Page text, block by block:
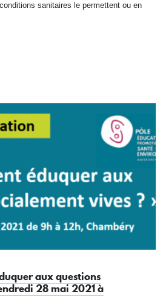
sanitaires le permettent ou en
aux questions
28 mai 2021 à